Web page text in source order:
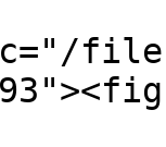
files/